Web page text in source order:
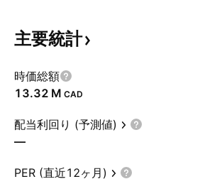
主要統計
時価総額
‪13.32 M‬ CAD
配当利回り (予測値)
—
PER (直近12ヶ月)